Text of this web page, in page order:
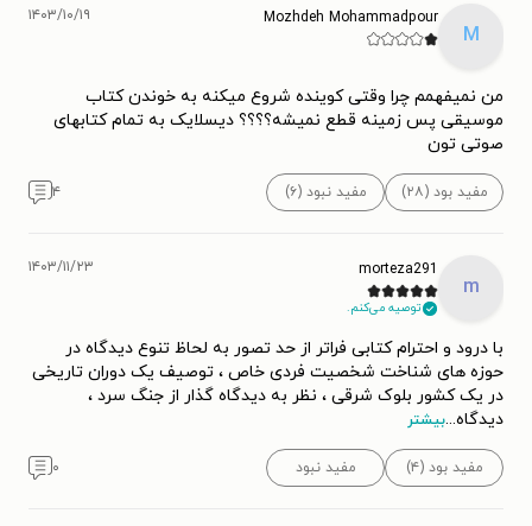
M
Mozhdeh Mohammadpour ۱۴۰۳/۱۰/۱۹
من نمیفهمم چرا وقتی کوینده شروع میکنه به خوندن کتاب
موسیقی پس زمینه قطع نمیشه؟؟؟؟ دیسلایک به تمام کتابهای
صوتی تون
مفید بود (۲۸) مفید نبود (۶) ۴
m
morteza291
توصیه می‌کنم.
۱۴۰۳/۱۱/۲۳
با درود و احترام کتابی فراتر از حد تصور به لحاظ تنوع دیدگاه در
حوزه های شناخت شخصیت فردی خاص ، توصیف یک دوران تاریخی
در یک کشور بلوک شرقی ، نظر به دیدگاه گذار از جنگ سرد ،
دیدگاه...بیشتر
مفید بود (۴) مفید نبود ۰